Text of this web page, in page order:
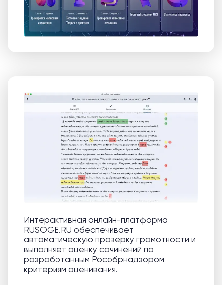
Интерактивная онлайн-платформа
RUSOGE.RU обеспечивает
автоматическую проверку грамотности и
выполняет оценку сочинений по
разработанным Рособрнадзором
критериям оценивания.